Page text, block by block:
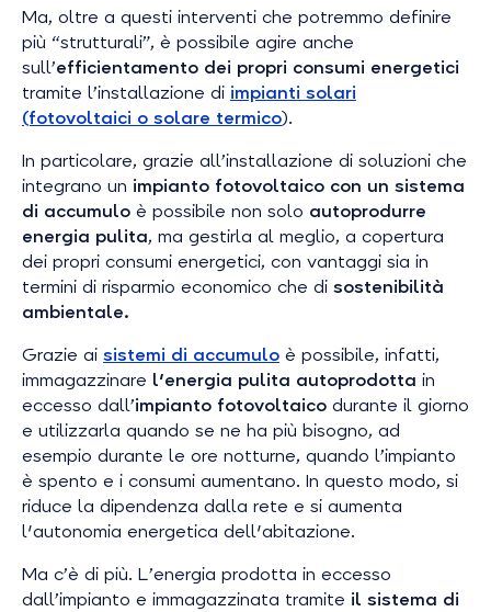
Ma, oltre a questi interventi che potremmo definire
più “strutturali”, è possibile agire anche
sull’efficientamento dei propri consumi energetici
tramite l’installazione di impianti solari
(fotovoltaici o solare termico).
In particolare, grazie all’installazione di soluzioni che
integrano un impianto fotovoltaico con un sistema
di accumulo è possibile non solo autoprodurre
energia pulita, ma gestirla al meglio, a copertura
dei propri consumi energetici, con vantaggi sia in
termini di risparmio economico che di sostenibilità
ambientale.
Grazie ai sistemi di accumulo è possibile, infatti,
immagazzinare l'energia pulita autoprodotta in
eccesso dall’impianto fotovoltaico durante il giorno
e utilizzarla quando se ne ha più bisogno, ad
esempio durante le ore notturne, quando l’impianto
è spento e i consumi aumentano. In questo modo, si
riduce la dipendenza dalla rete e si aumenta
l'autonomia energetica dell'abitazione.
Ma c’è di più. L’energia prodotta in eccesso
dall’impianto e immagazzinata tramite il sistema di